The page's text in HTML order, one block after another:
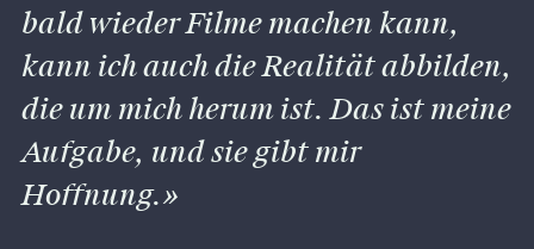
bald wieder Filme machen kann,
kann ich auch die Realität abbilden,
die um mich herum ist. Das ist meine
Aufgabe, und sie gibt mir
Hoffnung.